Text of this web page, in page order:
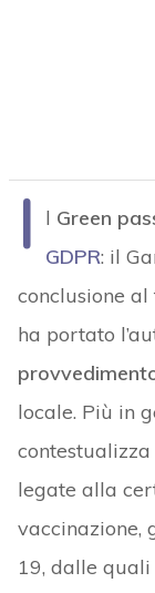
I l Green
GDPR: il
conclusione
ha portato
locale. Più in
legate alla
vaccinazione,
19, dalle